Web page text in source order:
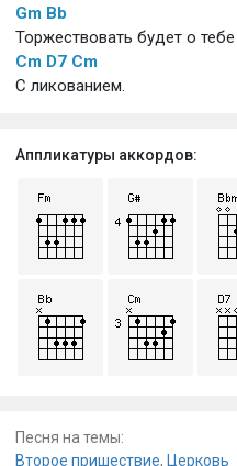
Gm Bb
Торжествовать будет о тебе
Cm D7 Cm
С ликованием.
Аппликатуры аккордов:
Песня на темы:
Второе пришествие, Церковь